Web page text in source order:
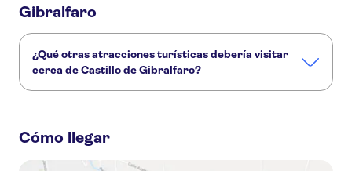
Gibralfaro
¿Qué otras atracciones turísticas debería visitar
cerca de Castillo de Gibralfaro?
Museo Picasso Málaga
Caminito del Rey
Cómo llegar